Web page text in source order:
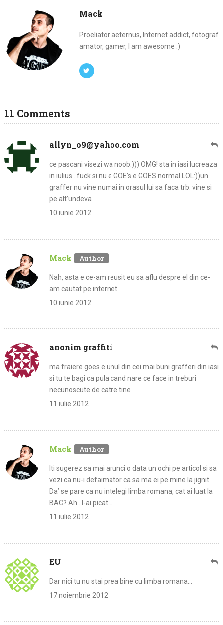
Mack
Proeliator aeternus, Internet addict, fotograf
amator, gamer, I am awesome :)
11 Comments
allyn_o9@yahoo.com
ce pascani visezi wa noob:))) OMG! sta in iasi lucreaza
in iulius.. fuck si nu e GOE’s e GOES normal LOL:))un
graffer nu vine numai in orasul lui sa faca trb. vine si
pe alt’undeva
10 iunie 2012
Mack
Nah, asta e ce-am reusit eu sa aflu despre el din ce-
am cautat pe internet.
10 iunie 2012
anonim graffiti
ma fraiere goes e unul din cei mai buni grafferi din iasi
si tu te bagi ca pula cand nare ce face in treburi
necunoscute de catre tine
11 iulie 2012
Mack
Iti sugerez sa mai arunci o data un ochi pe articol si sa
vezi ca nu-i defaimator ca sa ma ei pe mine la jignit.
Da’ se pare ca nu intelegi limba romana, cat ai luat la
BAC? Ah…l-ai picat…
11 iulie 2012
EU
Dar nici tu nu stai prea bine cu limba romana…
17 noiembrie 2012